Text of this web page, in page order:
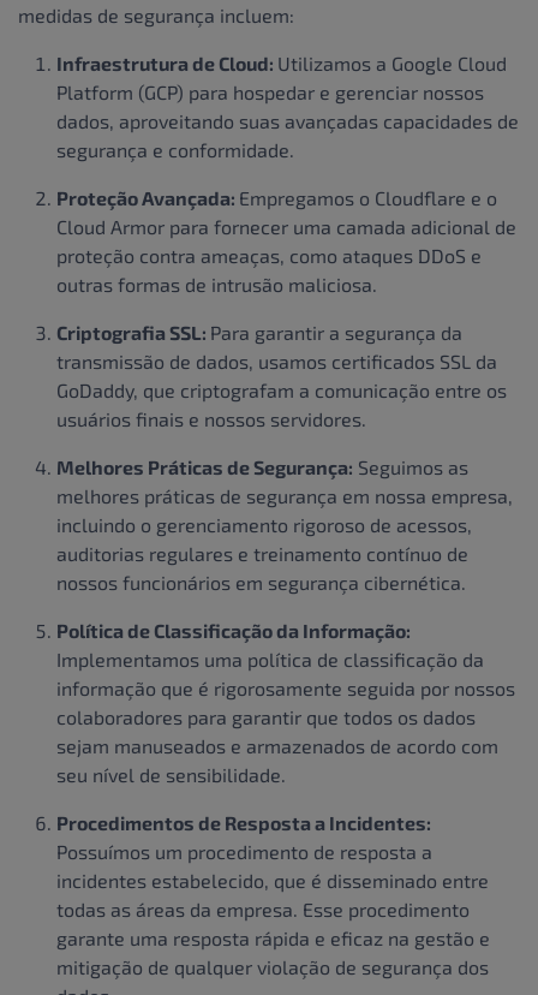
medidas de segurança incluem:
Infraestrutura de Cloud: Utilizamos a Google Cloud
Platform (GCP) para hospedar e gerenciar nossos
dados, aproveitando suas avançadas capacidades de
segurança e conformidade.
Proteção Avançada: Empregamos o Cloudflare e o
Cloud Armor para fornecer uma camada adicional de
proteção contra ameaças, como ataques DDoS e
outras formas de intrusão maliciosa.
Criptografia SSL: Para garantir a segurança da
transmissão de dados, usamos certificados SSL da
GoDaddy, que criptografam a comunicação entre os
usuários finais e nossos servidores.
Melhores Práticas de Segurança: Seguimos as
melhores práticas de segurança em nossa empresa,
incluindo o gerenciamento rigoroso de acessos,
auditorias regulares e treinamento contínuo de
nossos funcionários em segurança cibernética.
Política de Classificação da Informação:
Implementamos uma política de classificação da
informação que é rigorosamente seguida por nossos
colaboradores para garantir que todos os dados
sejam manuseados e armazenados de acordo com
seu nível de sensibilidade.
Procedimentos de Resposta a Incidentes:
Possuímos um procedimento de resposta a
incidentes estabelecido, que é disseminado entre
todas as áreas da empresa. Esse procedimento
garante uma resposta rápida e eficaz na gestão e
mitigação de qualquer violação de segurança dos